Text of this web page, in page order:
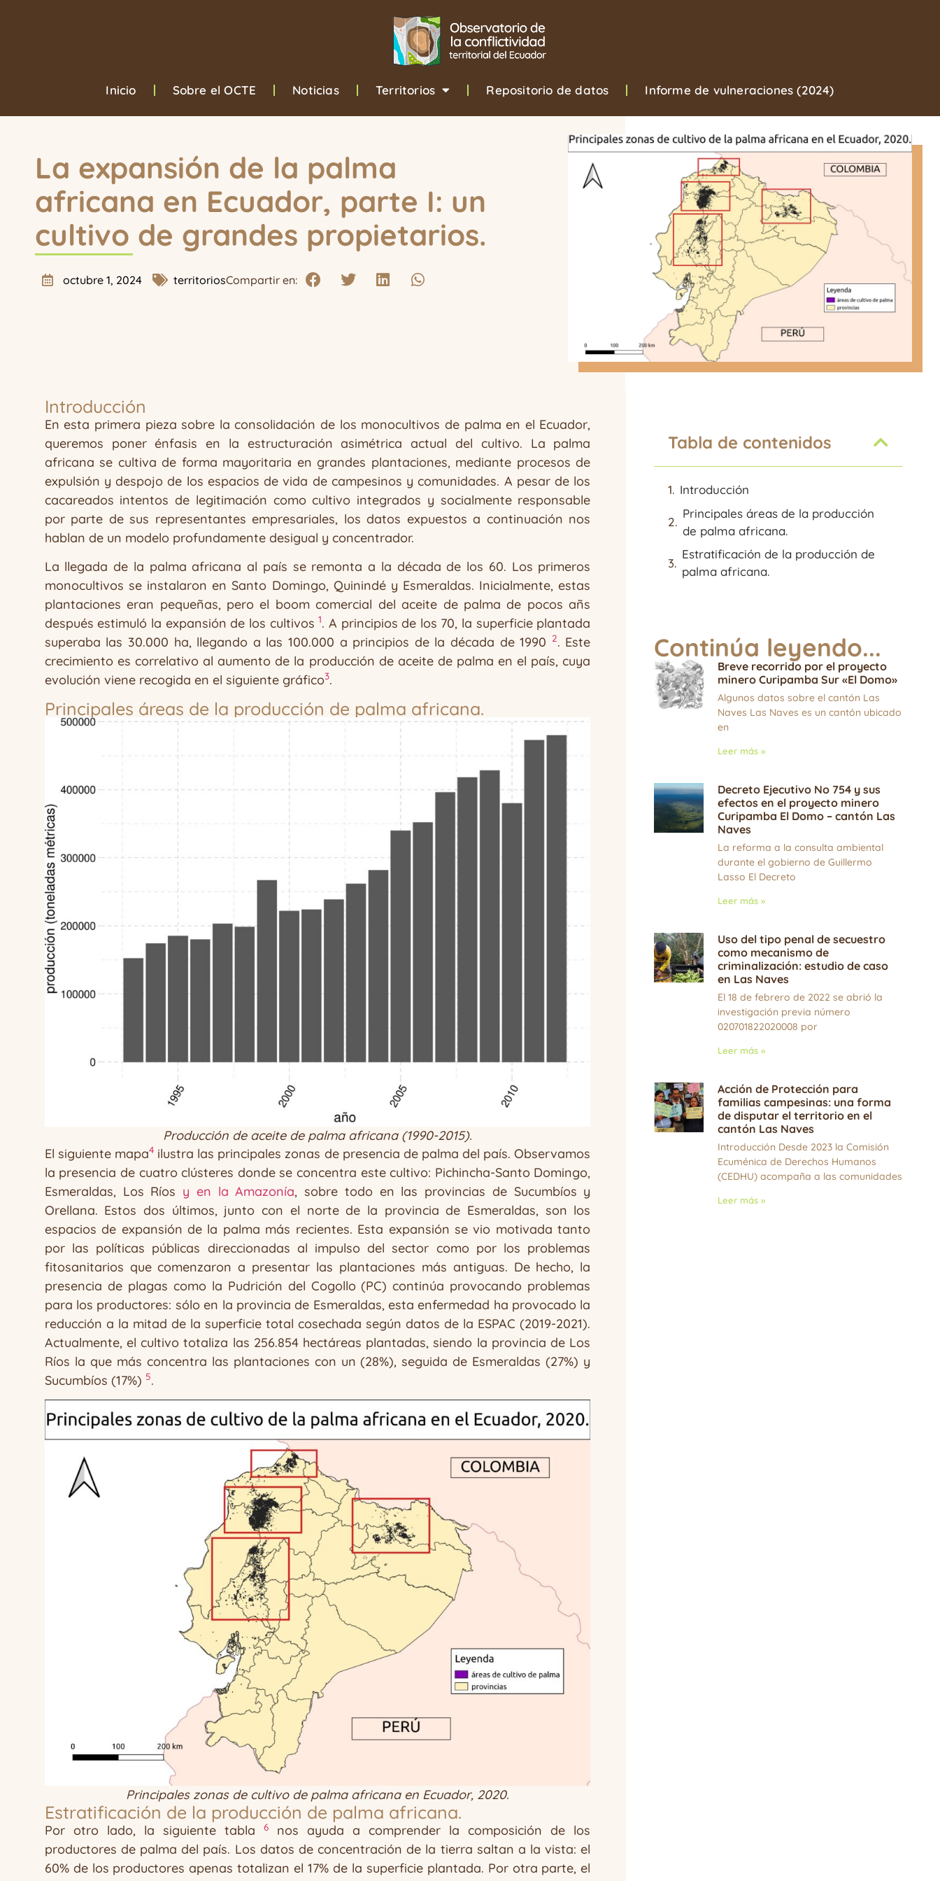
Inicio Sobre el OCTE Noticias Territorios Repositorio de datos Informe de vulneraciones (2024)
La expansión de la palma
africana en Ecuador, parte I: un
cultivo de grandes propietarios.
octubre 1, 2024 territoriosCompartir en:
Introducción
En esta primera pieza sobre la consolidación de los monocultivos de palma en el Ecuador,
queremos poner énfasis en la estructuración asimétrica actual del cultivo. La palma
africana se cultiva de forma mayoritaria en grandes plantaciones, mediante procesos de
expulsión y despojo de los espacios de vida de campesinos y comunidades. A pesar de los
cacareados intentos de legitimación como cultivo integrados y socialmente responsable
por parte de sus representantes empresariales, los datos expuestos a continuación nos
hablan de un modelo profundamente desigual y concentrador.
La llegada de la palma africana al país se remonta a la década de los 60. Los primeros
monocultivos se instalaron en Santo Domingo, Quinindé y Esmeraldas. Inicialmente, estas
plantaciones eran pequeñas, pero el boom comercial del aceite de palma de pocos añs
después estimuló la expansión de los cultivos1. A principios de los 70, la superficie plantada
superaba las 30.000 ha, llegando a las 100.000 a principios de la década de 1990 2. Este
crecimiento es correlativo al aumento de la producción de aceite de palma en el país, cuya
evolución viene recogida en el siguiente gráfico3.
Principales áreas de la producción de palma africana.
Producción de aceite de palma africana (1990-2015).
El siguiente mapa4 ilustra las principales zonas de presencia de palma del país. Observamos
la presencia de cuatro clústeres donde se concentra este cultivo: Pichincha-Santo Domingo,
Esmeraldas, Los Ríos y en la Amazonía, sobre todo en las provincias de Sucumbíos y
Orellana. Estos dos últimos, junto con el norte de la provincia de Esmeraldas, son los
espacios de expansión de la palma más recientes. Esta expansión se vio motivada tanto
por las políticas públicas direccionadas al impulso del sector como por los problemas
fitosanitarios que comenzaron a presentar las plantaciones más antiguas. De hecho, la
presencia de plagas como la Pudrición del Cogollo (PC) continúa provocando problemas
para los productores: sólo en la provincia de Esmeraldas, esta enfermedad ha provocado la
reducción a la mitad de la superficie total cosechada según datos de la ESPAC (2019-2021).
Actualmente, el cultivo totaliza las 256.854 hectáreas plantadas, siendo la provincia de Los
Ríos la que más concentra las plantaciones con un (28%), seguida de Esmeraldas (27%) y
Sucumbíos (17%) 5.
Principales zonas de cultivo de palma africana en Ecuador, 2020.
Estratificación de la producción de palma africana.
Por otro lado, la siguiente tabla6
nos ayuda a comprender la composición de los
productores de palma del país. Los datos de concentración de la tierra saltan a la vista: el
60% de los productores apenas totalizan el 17% de la superficie plantada. Por otra parte, el
Tabla de contenidos
Introducción
Principales áreas de la producción
de palma africana.
Estratificación de la producción de
palma africana.
Continúa leyendo...
Breve recorrido por el proyecto
minero Curipamba Sur «El Domo»
Algunos datos sobre el cantón Las
Naves Las Naves es un cantón ubicado
en
Leer más »
Decreto Ejecutivo No 754 y sus
efectos en el proyecto minero
Curipamba El Domo – cantón Las
Naves
La reforma a la consulta ambiental
durante el gobierno de Guillermo
Lasso El Decreto
Leer más »
Uso del tipo penal de secuestro
como mecanismo de
criminalización: estudio de caso
en Las Naves
El 18 de febrero de 2022 se abrió la
investigación previa número
020701822020008 por
Leer más »
Acción de Protección para
familias campesinas: una forma
de disputar el territorio en el
cantón Las Naves
Introducción Desde 2023 la Comisión
Ecuménica de Derechos Humanos
(CEDHU) acompaña a las comunidades
Leer más »